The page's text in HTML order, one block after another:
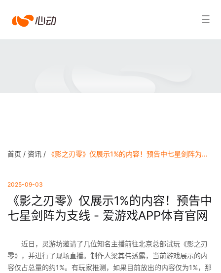
爱搜索结果
首页 / 资讯 / 《影之刃零》仅展示1%的内容！预告中七星剑阵为支线 - 爱游戏APP体育官网
2025-09-03
《影之刃零》仅展示1%的内容！预告中
七星剑阵为支线 - 爱游戏APP体育官网
近日，灵游坊邀请了几位知名主播前往北京总部试玩《影之刃
零》，并进行了现场直播。制作人梁其伟透露，当前游戏展示的内
容仅占总量的约1%。有玩家推测，如果目前放出的内容仅为1%，那